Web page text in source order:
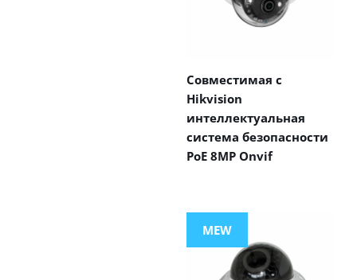
Совместимая с
Hikvision
интеллектуальная
система безопасности
PoE 8MP Onvif
MEW